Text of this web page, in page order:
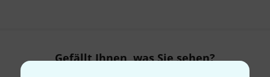
Gefällt Ihnen, was Sie sehen?